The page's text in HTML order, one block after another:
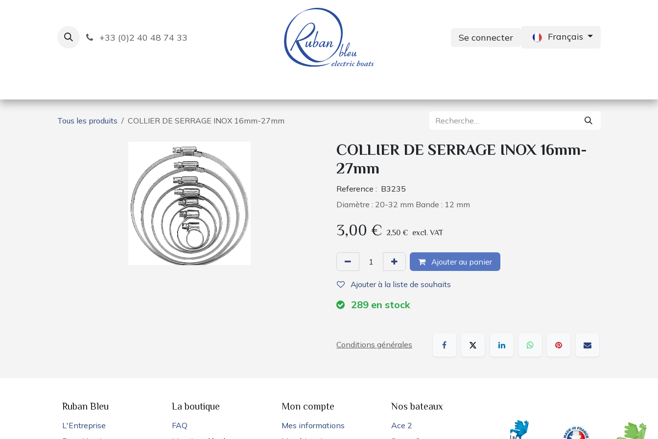
+33 (0)2 40 48 74 33 Se connecter Français
Tous les produits COLLIER DE SERRAGE INOX 16mm-27mm
COLLIER DE SERRAGE INOX 16mm-
27mm
Reference : B3235
Diamètre : 20-32 mm Bande : 12 mm
3,00 € 2,50 € excl. VAT
Ajouter au panier
Ajouter à la liste de souhaits
289 en stock
Conditions générales
Ruban Bleu
L'Entreprise
La boutique
FAQ
Mon compte
Mes informations
Nos bateaux
Ace 2